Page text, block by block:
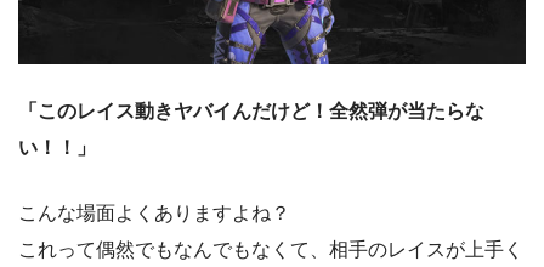
「このレイス動きヤバイんだけど！全然弾が当たらな
い！！」
こんな場面よくありますよね？
これって偶然でもなんでもなくて、相手のレイスが上手く